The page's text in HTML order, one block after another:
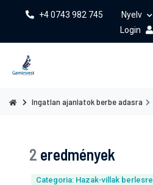
+4 0743 982 745
Nyelv
Login
Ingatlan ajanlatok berbe adasra
2 eredmények
Categoria: Hazak-villak berlesre